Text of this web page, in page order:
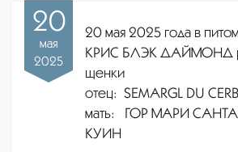
20
мая
2025
20 мая 2025 года в
КРИС БЛЭК ДАЙМОНД
щенки
отец: SEMARGL DU
мать: ГОР МАРИ
КУИН